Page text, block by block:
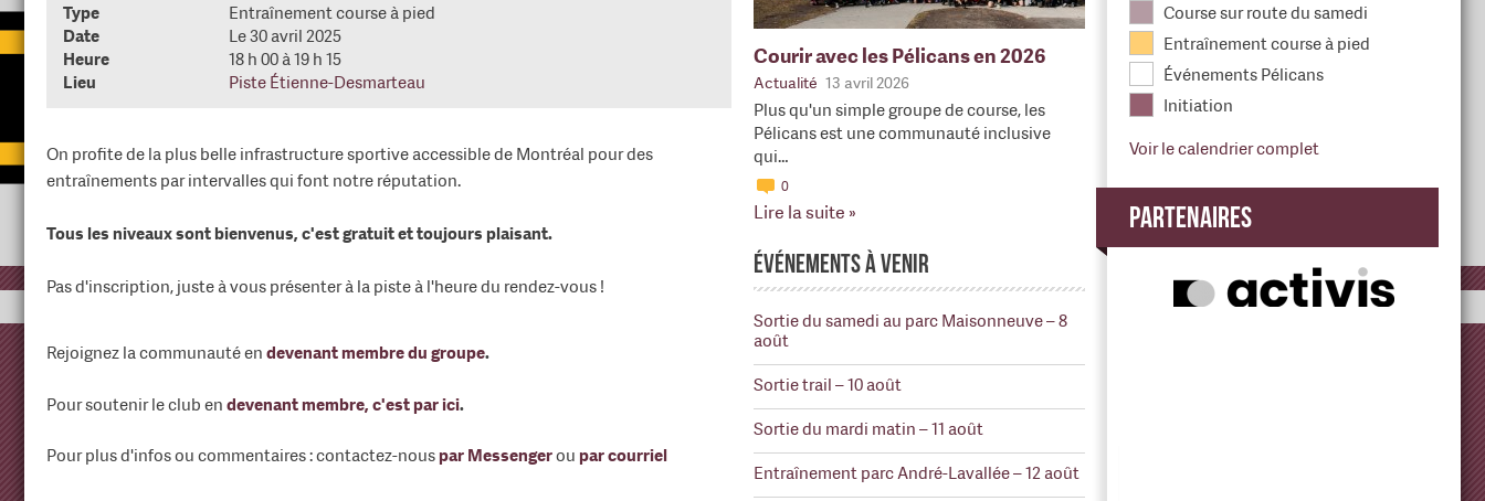
Courir avec les Pélicans en 2026
Actualité 13 avril 2026
Plus qu'un simple groupe de course, les
Pélicans est une communauté inclusive
qui…
0
Lire la suite »
Événements à venir
Sortie du samedi au parc Maisonneuve – 8
août
Sortie trail – 10 août
Sortie du mardi matin – 11 août
Entraînement parc André-Lavallée – 12 août
Type
Entraînement course à pied
Date
Le 30 avril 2025
Heure
18 h 00 à 19 h 15
Lieu
Piste Étienne-Desmarteau
On profite de la plus belle infrastructure sportive accessible de Montréal pour des
entraînements par intervalles qui font notre réputation.
Tous les niveaux sont bienvenus, c'est gratuit et toujours plaisant.
Pas d'inscription, juste à vous présenter à la piste à l'heure du rendez-vous !
Rejoignez la communauté en devenant membre du groupe.
Pour soutenir le club en devenant membre, c'est par ici.
Pour plus d'infos ou commentaires : contactez-nous par Messengerou par courriel
Course sur route du samedi
Entraînement course à pied
Événements Pélicans
Initiation
Voir le calendrier complet
Partenaires